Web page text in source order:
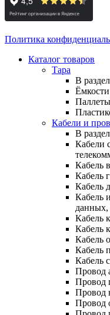
Политика
Каталог товаров
Тара
В раздел
Кабели и
В раздел
Кабели
Кабель
Кабель
Кабель
Кабель
Кабель
Кабель
Кабель
Кабель
Кабель
Провод
Провод
Провод
Провод